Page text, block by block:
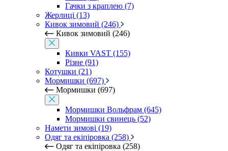
Гачки з краплею (7)
Жерлиці (13)
Кивок зимовий (246)
Кивок зимовий (246)
Кивки VAST (155)
Різне (91)
Котушки (21)
Мормишки (697)
Мормишки (697)
Мормишки Вольфрам (645)
Мормишки свинець (52)
Намети зимові (19)
Одяг та екіпіровка (258)
Одяг та екіпіровка (258)